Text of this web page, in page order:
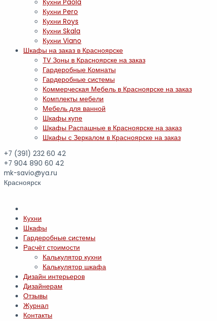
Кухни Paola
Кухни Pero
Кухни Roys
Кухни Skala
Кухни Viano
Шкафы на заказ в Красноярске
TV Зоны в Красноярске на заказ
Гардеробные Комнаты
Гардеробные системы
Коммерческая Мебель в Красноярске на заказ
Комплекты мебели
Мебель для ванной
Шкафы купе
Шкафы Распашные в Красноярске на заказ
Шкафы с Зеркалом в Красноярске на заказ
+7 (391) 232 60 42
+7 904 890 60 42
mk-savio@ya.ru
Красноярск
Кухни
Шкафы
Гардеробные системы
Расчёт стоимости
Калькулятор кухни
Калькулятор шкафа
Дизайн интерьеров
Дизайнерам
Отзывы
Журнал
Контакты